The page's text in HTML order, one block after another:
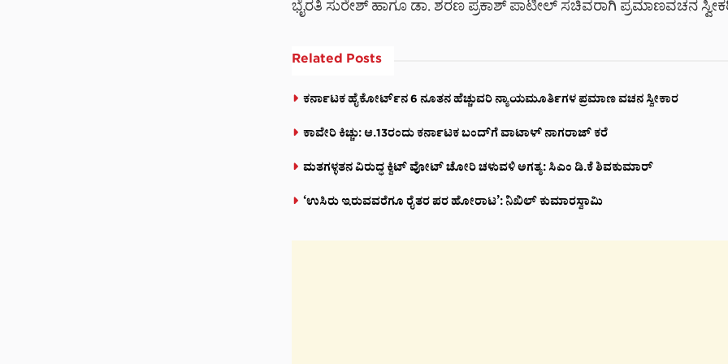
ಭೈರತಿ ಸುರೇಶ್ ಹಾಗೂ ಡಾ. ಶರಣ ಪ್ರಕಾಶ್ ಪಾಟೀಲ್ ಸಚಿವರಾಗಿ ಪ್ರಮಾಣವಚನ
Related Posts
ಕರ್ನಾಟಕ ಹೈಕೋರ್ಟ್‌ನ 6 ನೂತನ ಹೆಚ್ಚುವರಿ ನ್ಯಾಯಮೂರ್ತಿಗಳ ಪ್ರಮಾಣ ವಚನ ಸ್ವೀಕಾರ
ಕಾವೇರಿ ಕಿಚ್ಚು: ಆ.13ರಂದು ಕರ್ನಾಟಕ ಬಂದ್‌ಗೆ ವಾಟಾಳ್ ನಾಗರಾಜ್ ಕರೆ
ಮತಗಳ್ಳತನ ವಿರುದ್ಧ ಕ್ವಿಟ್ ವೋಟ್ ಚೋರಿ ಚಳುವಳಿ ಅಗತ್ಯ: ಸಿಎಂ ಡಿ.ಕೆ ಶಿವಕುಮಾರ್
‘ಉಸಿರು ಇರುವವರೆಗೂ ರೈತರ ಪರ ಹೋರಾಟ’: ನಿಖಿಲ್ ಕುಮಾರಸ್ವಾಮಿ